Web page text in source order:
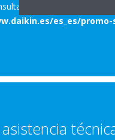
es_es/